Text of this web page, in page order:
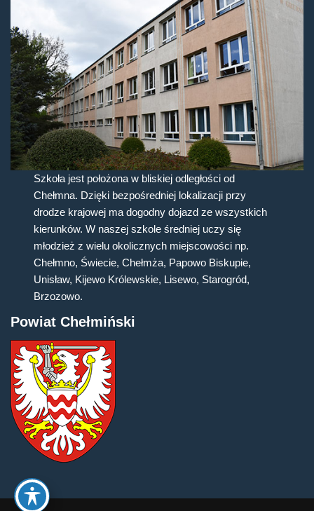
Szkoła jest położona w bliskiej odległości od
Chełmna. Dzięki bezpośredniej lokalizacji przy
drodze krajowej ma dogodny dojazd ze wszystkich
kierunków. W naszej szkole średniej uczy się
młodzież z wielu okolicznych miejscowości np.
Chełmno, Świecie, Chełmża, Papowo Biskupie,
Unisław, Kijewo Królewskie, Lisewo, Starogród,
Brzozowo.
Powiat Chełmiński